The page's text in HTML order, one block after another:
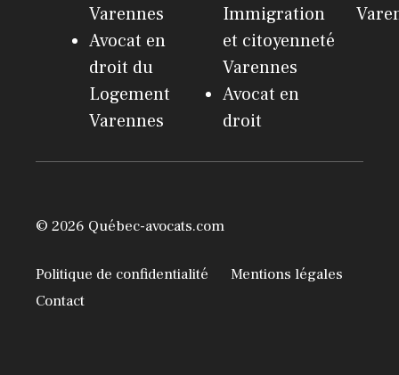
Varennes
Avocat en
droit du
Logement
Varennes
Immigration
et citoyenneté
Varennes
Avocat en
droit
© 2026 Québec-avocats.com
Politique de confidentialité
Mentions légales
Contact